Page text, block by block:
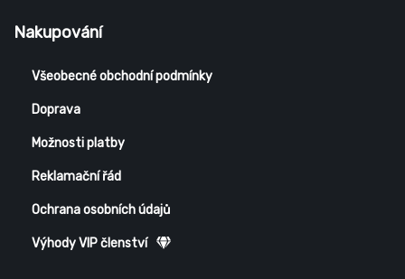
Nakupování
Všeobecné obchodní podmínky
Doprava
Možnosti platby
Reklamační řád
Ochrana osobních údajů
Výhody VIP členství